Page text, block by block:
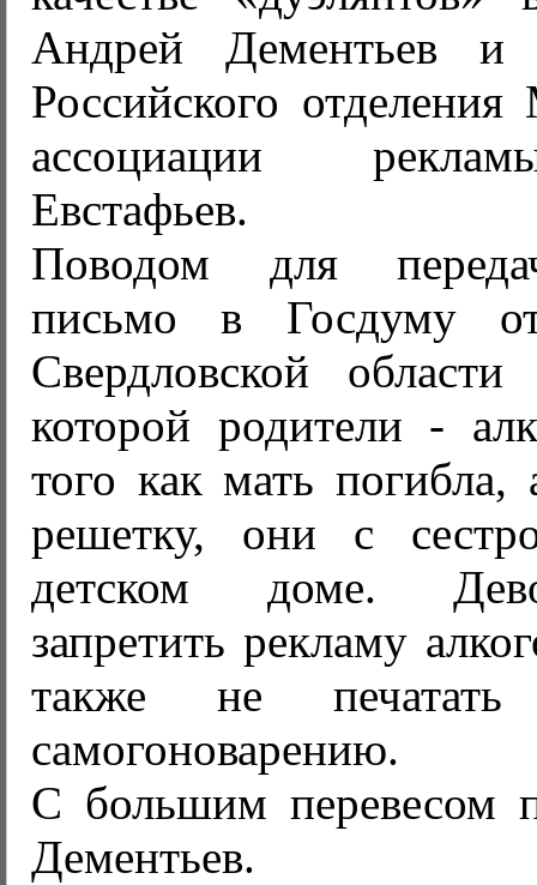
Андрей Дементьев и
Российского
ассоциации
Евстафьев.
Поводом для
письмо в Госдуму
Свердловской
которой родители -
того как мать погибла,
решетку, они с
детском доме.
запретить рекламу
также не
самогоноварению.
С большим перевесом
Дементьев.